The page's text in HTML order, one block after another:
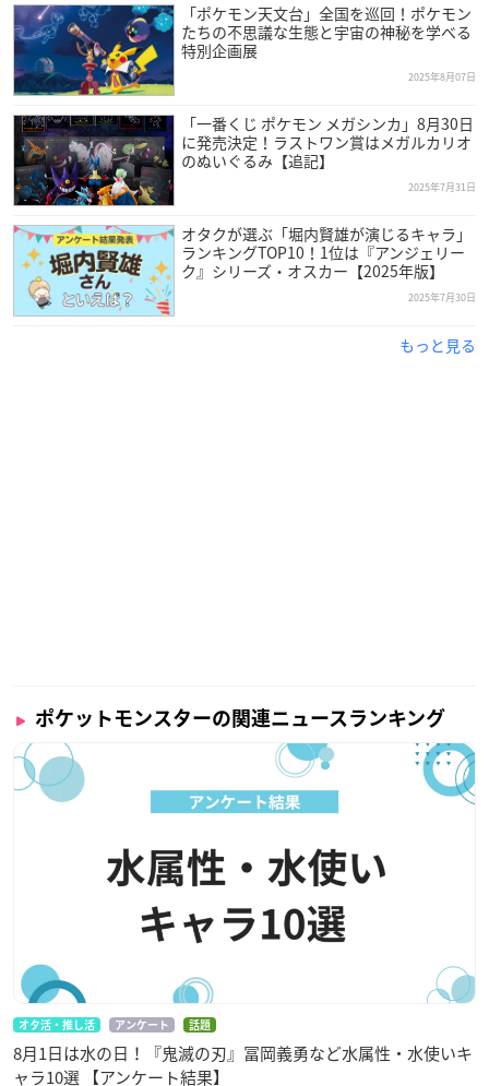
「ポケモン天文台」全国を巡回！ポケモン
たちの不思議な生態と宇宙の神秘を学べる
特別企画展
2025年8月07日
「一番くじ ポケモン メガシンカ」8月30日
に発売決定！ラストワン賞はメガルカリオ
のぬいぐるみ【追記】
2025年7月31日
オタクが選ぶ「堀内賢雄が演じるキャラ」
ランキングTOP10！1位は『アンジェリー
ク』シリーズ・オスカー【2025年版】
2025年7月30日
もっと見る
ポケットモンスターの関連ニュースランキング
オタ活・推し活 アンケート 話題
8月1日は水の日！『鬼滅の刃』冨岡義勇など水属性・水使いキ
ャラ10選 【アンケート結果】